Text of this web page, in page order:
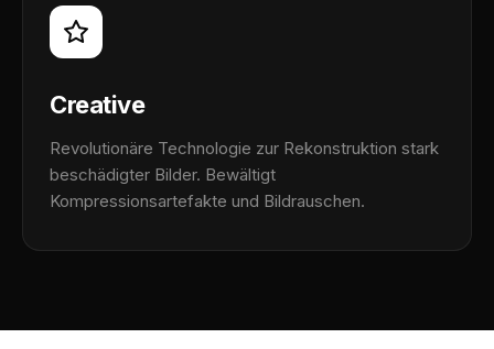
Creative
Revolutionäre Technologie zur Rekonstruktion stark
beschädigter Bilder. Bewältigt
Kompressionsartefakte und Bildrauschen.